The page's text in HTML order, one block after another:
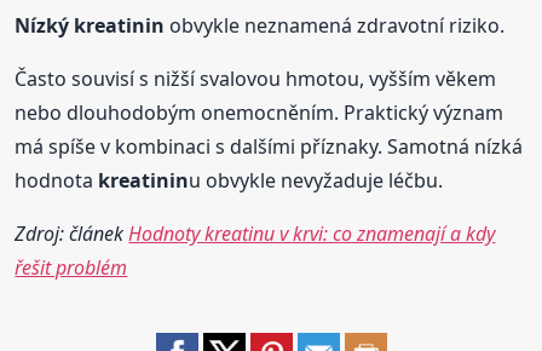
Nízký kreatinin obvykle neznamená zdravotní riziko.
Často souvisí s nižší svalovou hmotou, vyšším věkem
nebo dlouhodobým onemocněním. Praktický význam
má spíše v kombinaci s dalšími příznaky. Samotná nízká
hodnota kreatininu obvykle nevyžaduje léčbu.
Zdroj: článekHodnoty kreatinu v krvi: co znamenají a kdy
řešit problém